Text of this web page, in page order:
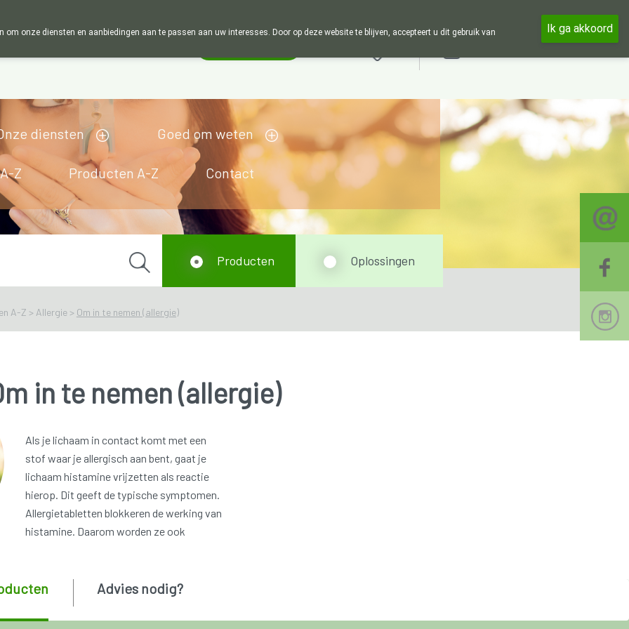
diensten Goed om weten
Z Producten A-Z Contact
A-Z > Allergie > Om in te nemen (allergie)
Producten Oplossingen
in te nemen (allergie)
Als je lichaam in contact komt met een
stof waar je allergisch aan bent, gaat je
lichaam histamine vrijzetten als reactie
hierop. Dit geeft de typische symptomen.
Allergietabletten blokkeren de werking van
histamine. Daarom worden ze ook
Advies nodig?
onze diensten en aanbiedingen aan te passen aan uw interesses. Door op deze website te blijven, accepteert u dit gebruik van Ik ga akkoord